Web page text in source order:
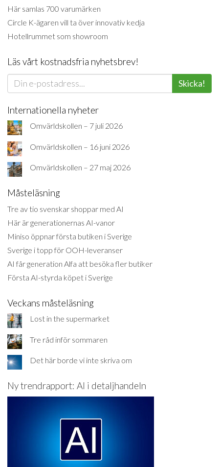
Här samlas 700 varumärken
Circle K-ägaren vill ta över innovativ kedja
Hotellrummet som showroom
Läs vårt kostnadsfria nyhetsbrev!
Skicka!
Internationella nyheter
Omvärldskollen – 7 juli 2026
Omvärldskollen – 16 juni 2026
Omvärldskollen – 27 maj 2026
Måsteläsning
Tre av tio svenskar shoppar med AI
Här är generationernas AI-vanor
Miniso öppnar första butiken i Sverige
Sverige i topp för OOH-leveranser
AI får generation Alfa att besöka fler butiker
Första AI-styrda köpet i Sverige
Veckans måsteläsning
Lost in the supermarket
Tre råd inför sommaren
Det här borde vi inte skriva om
Ny trendrapport: AI i detaljhandeln